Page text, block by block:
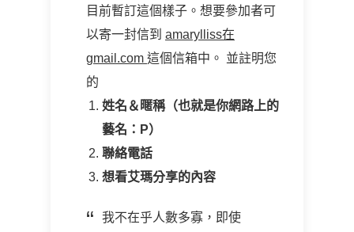
目前暫訂這個樣子。想要參加者可
以寄一封信到 amarylliss在
gmail.com 這個信箱中。 並註明您
的
姓名＆暱稱（也就是你網路上的
藝名：P）
聯絡電話
想看艾瑪分享的內容
我不在乎人數多寡，即使